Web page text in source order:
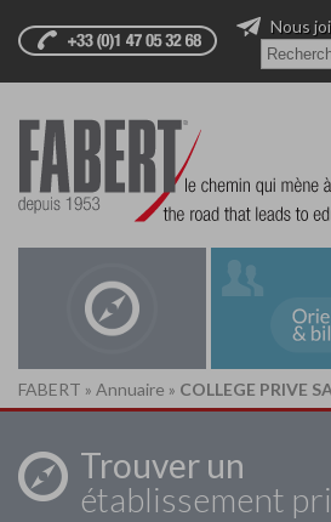
Nous
FABERT » Annuaire » COLLEGE PRIVE
Trouver un
établissement